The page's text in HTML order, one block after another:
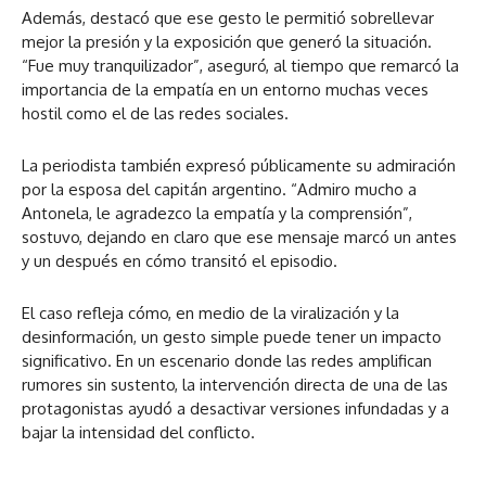
Además, destacó que ese gesto le permitió sobrellevar
mejor la presión y la exposición que generó la situación.
“Fue muy tranquilizador”, aseguró, al tiempo que remarcó la
importancia de la empatía en un entorno muchas veces
hostil como el de las redes sociales.
La periodista también expresó públicamente su admiración
por la esposa del capitán argentino. “Admiro mucho a
Antonela, le agradezco la empatía y la comprensión”,
sostuvo, dejando en claro que ese mensaje marcó un antes
y un después en cómo transitó el episodio.
El caso refleja cómo, en medio de la viralización y la
desinformación, un gesto simple puede tener un impacto
significativo. En un escenario donde las redes amplifican
rumores sin sustento, la intervención directa de una de las
protagonistas ayudó a desactivar versiones infundadas y a
bajar la intensidad del conflicto.